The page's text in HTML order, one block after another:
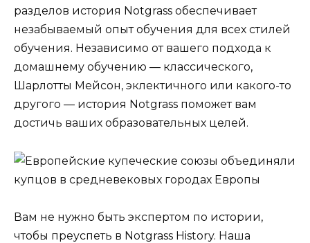
разделов история Notgrass обеспечивает
незабываемый опыт обучения для всех стилей
обучения. Независимо от вашего подхода к
домашнему обучению — классического,
Шарлотты Мейсон, эклектичного или какого-то
другого — история Notgrass поможет вам
достичь ваших образовательных целей.
Вам не нужно быть экспертом по истории,
чтобы преуспеть в Notgrass History. Наша